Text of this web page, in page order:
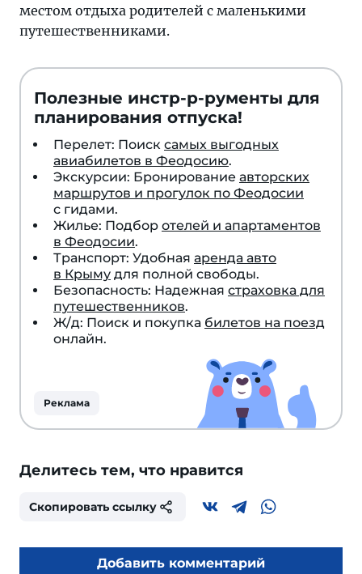
местом отдыха родителей с маленькими
путешественниками.
Полезные инстр-р-рументы для
планирования отпуска!
Перелет: Поиск самых выгодных
авиабилетов в Феодосию.
Экскурсии: Бронирование авторских
маршрутов и прогулок по Феодосии
с гидами.
Жилье: Подбор отелей и апартаментов
в Феодосии.
Транспорт: Удобная аренда авто
в Крыму для полной свободы.
Безопасность: Надежная страховка для
путешественников.
Ж/д: Поиск и покупка билетов на поезд
онлайн.
Реклама
Делитесь тем, что нравится
Скопировать ссылку
Добавить комментарий